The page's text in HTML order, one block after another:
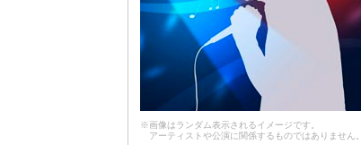
※画像はランダム表示されるイメージです。
アーティストや公演に関係するものではありません。